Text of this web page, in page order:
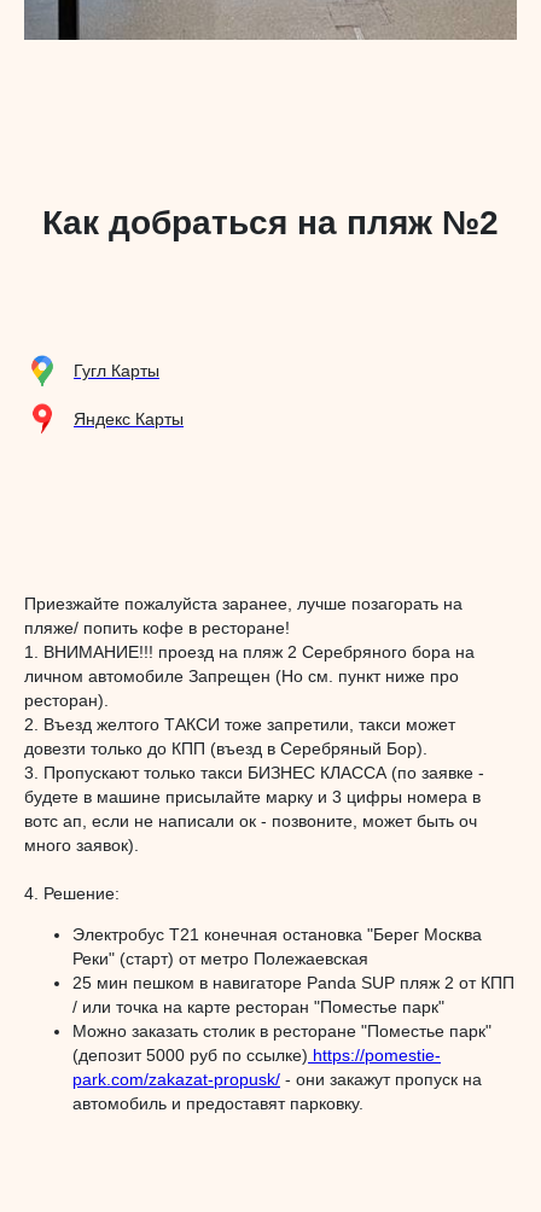
Как добраться на пляж №2
Гугл Карты
Яндекс Карты
Приезжайте пожалуйста заранее, лучше позагорать на
пляже/ попить кофе в ресторане!
1. ВНИМАНИЕ!!! проезд на пляж 2 Серебряного бора на
личном автомобиле Запрещен (Но см. пункт ниже про
ресторан).
2. Въезд желтого ТАКСИ тоже запретили, такси может
довезти только до КПП (въезд в Серебряный Бор).
3. Пропускают только такси БИЗНЕС КЛАССА (по заявке -
будете в машине присылайте марку и 3 цифры номера в
вотс ап, если не написали ок - позвоните, может быть оч
много заявок).
4. Решение:
Электробус Т21 конечная остановка "Берег Москва
Реки" (старт) от метро Полежаевская
25 мин пешком в навигаторе Panda SUP пляж 2 от КПП
/ или точка на карте ресторан "Поместье парк"
Можно заказать столик в ресторане "Поместье парк"
(депозит 5000 руб по ссылке) https://pomestie-
park.com/zakazat-propusk/ - они закажут пропуск на
автомобиль и предоставят парковку.